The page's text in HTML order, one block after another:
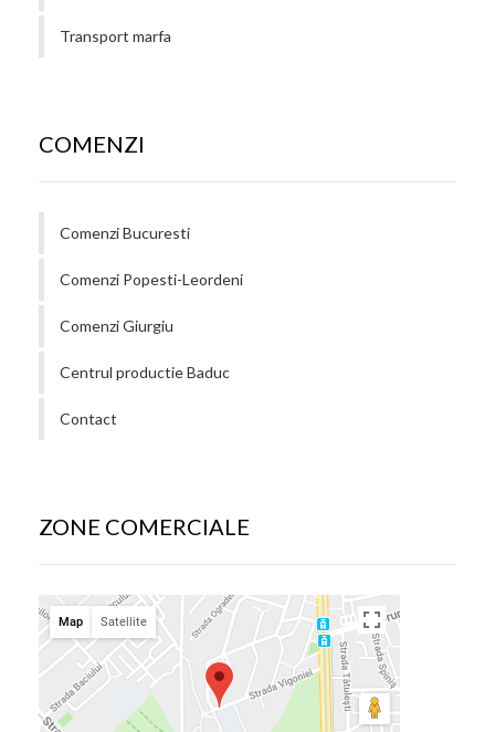
Transport marfa
COMENZI
Comenzi Bucuresti
Comenzi Popesti-Leordeni
Comenzi Giurgiu
Centrul productie Baduc
Contact
ZONE COMERCIALE